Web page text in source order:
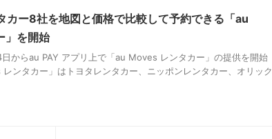
カー8社を地図と価格で比較して予約できる「au
」を開始
からau PAY アプリ上で「au Moves レンタカー」の提供を開始
ンタカー」はトヨタレンタカー、ニッポンレンタカー、オリック